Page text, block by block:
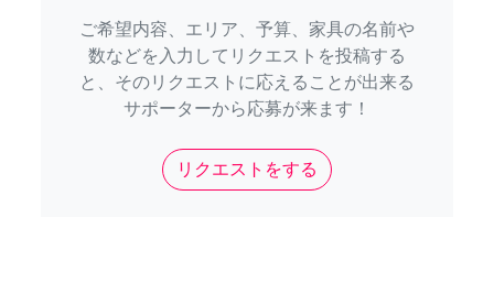
ご希望内容、エリア、予算、家具の名前や
数などを入力してリクエストを投稿する
と、そのリクエストに応えることが出来る
サポーターから応募が来ます！
リクエストをする